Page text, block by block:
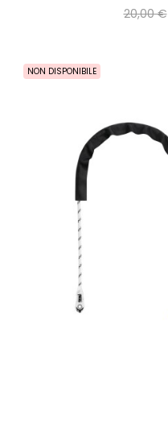
20,00 €
NON DISPONIBILE